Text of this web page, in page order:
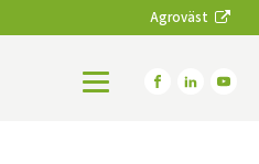
Agroväst